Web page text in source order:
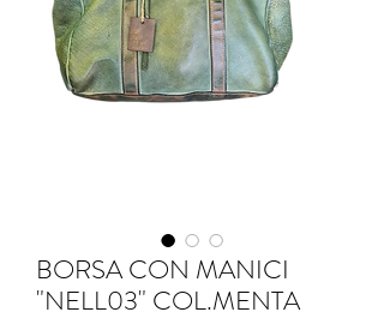
BORSA CON MANICI
"NELL03" COL.MENTA